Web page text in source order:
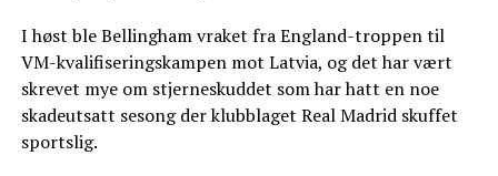
I høst ble Bellingham vraket fra England-troppen til
VM-kvalifiseringskampen mot Latvia, og det har vært
skrevet mye om stjerneskuddet som har hatt en noe
skadeutsatt sesong der klubblaget Real Madrid skuffet
sportslig.